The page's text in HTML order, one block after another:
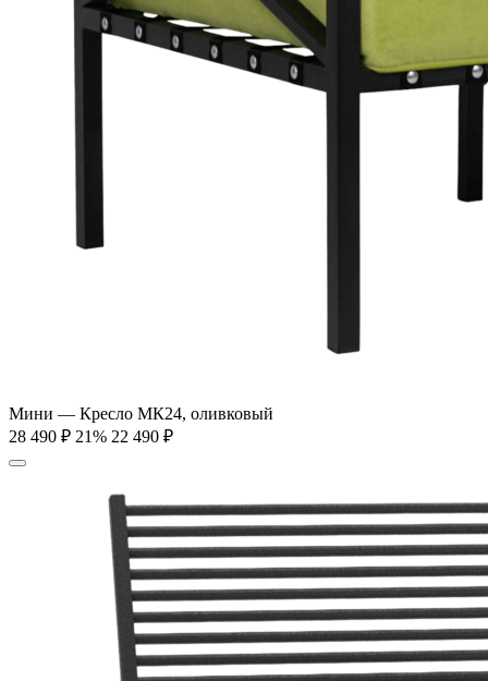
Мини — Кресло МК24, оливковый
28 490 ₽ 21% 22 490 ₽